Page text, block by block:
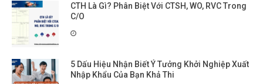
CTH Là Gì? Phân Biệt Với CTSH, WO, RVC Trong
C/O
5 Dấu Hiệu Nhận Biết Ý Tưởng Khởi Nghiệp Xuất
Nhập Khẩu Của Bạn Khả Thi